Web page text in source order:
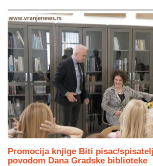
Promocija knjige Biti pisac/
povodom Dana Gradske biblioteke